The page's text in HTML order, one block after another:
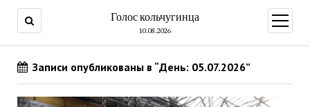
Голос кольчугинца
10.08.2026
меню
Записи опубликованы в “День: 05.07.2026”